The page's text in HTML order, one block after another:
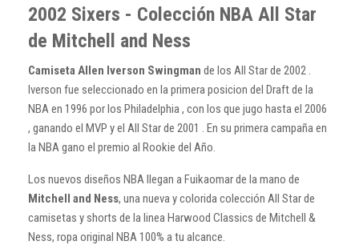
2002 Sixers - Colección NBA All Star
de Mitchell and Ness
Camiseta Allen Iverson Swingman de los All Star de 2002 .
Iverson fue seleccionado en la primera posicion del Draft de la
NBA en 1996 por los Philadelphia , con los que jugo hasta el 2006
, ganando el MVP y el All Star de 2001 . En su primera campaña en
la NBA gano el premio al Rookie del Año.
Los nuevos diseños NBA llegan a Fuikaomar de la mano de
Mitchell and Ness, una nueva y colorida colección All Star de
camisetas y shorts de la linea Harwood Classics de Mitchell &
Ness, ropa original NBA 100% a tu alcance.